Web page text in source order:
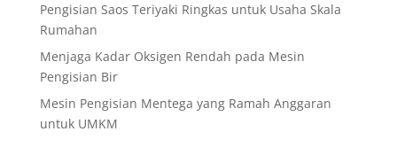
Pengisian Saos Teriyaki Ringkas untuk Usaha Skala
Rumahan
Menjaga Kadar Oksigen Rendah pada Mesin
Pengisian Bir
Mesin Pengisian Mentega yang Ramah Anggaran
untuk UMKM